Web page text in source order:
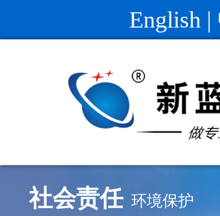
English |
社会责任 环境保护